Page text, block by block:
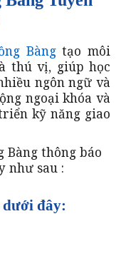
Bàngtạo môi
thú vị, giúp học
ngôn ngữ và
ngoại khóa và
kỹ năng giao
Bàng thông báo
như sau :
dưới đây: